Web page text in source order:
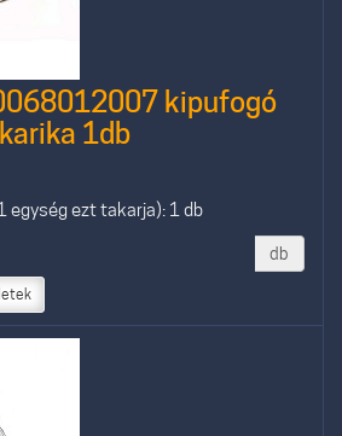
kipufogó
1db
egység ezt takarja): 1 db
db